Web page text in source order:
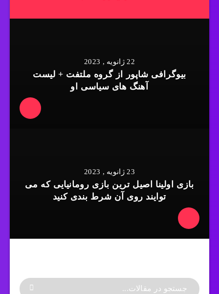
22 ژانویه , 2023
بیوگرافی شاپور از گروه ملتفت + لیست
آهنگ های سیاسی او
23 ژانویه , 2023
بازی اولینا اصیل ترین بازی رومانیایی که می
توایند روی آن شرط بندی کنید